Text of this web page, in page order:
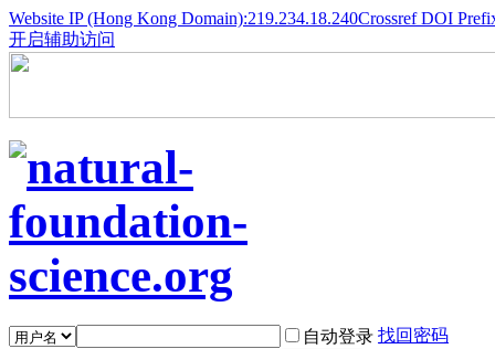
Website IP (Hong Kong Domain):219.234.18.240Crossref DOI
开启辅助访问
自动登录 找回密码